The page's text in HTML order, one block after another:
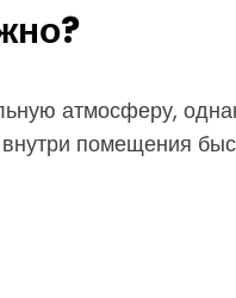
атмосферу,
помещения